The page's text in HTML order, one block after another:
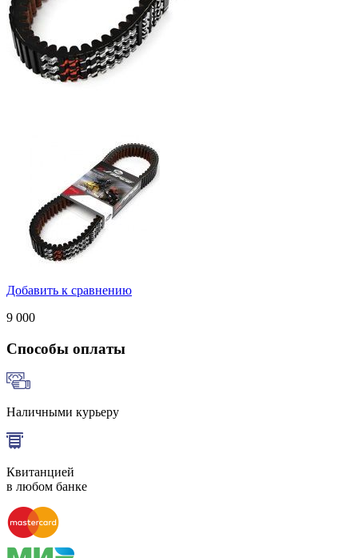
Добавить к сравнению
9 000
Способы оплаты
Наличными курьеру
Квитанцией
в любом банке